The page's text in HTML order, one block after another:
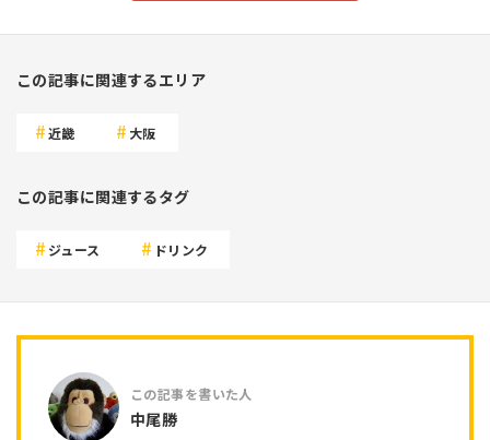
この記事に関連するエリア
近畿 大阪
この記事に関連するタグ
ジュース ドリンク
中尾勝